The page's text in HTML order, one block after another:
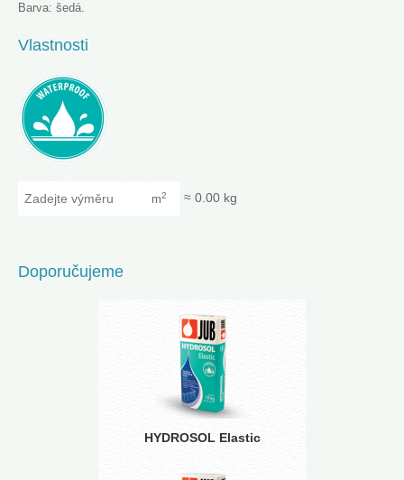
Barva: šedá.
Vlastnosti
m2 ≈ 0.00 kg
Doporučujeme
HYDROSOL Elastic